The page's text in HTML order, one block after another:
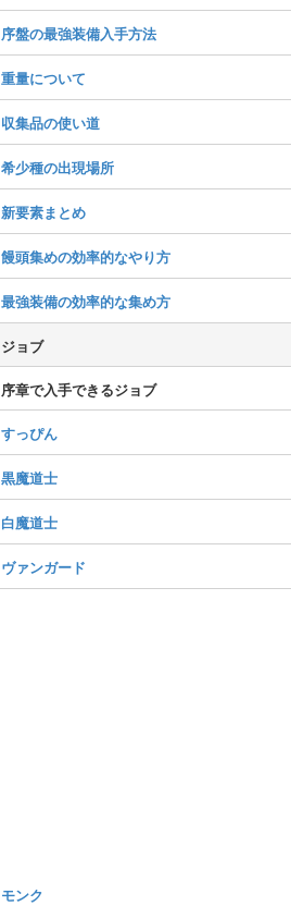
序盤の最強装備入手方法
重量について
収集品の使い道
希少種の出現場所
新要素まとめ
饅頭集めの効率的なやり方
最強装備の効率的な集め方
ジョブ
序章で入手できるジョブ
すっぴん
黒魔道士
白魔道士
ヴァンガード
モンク